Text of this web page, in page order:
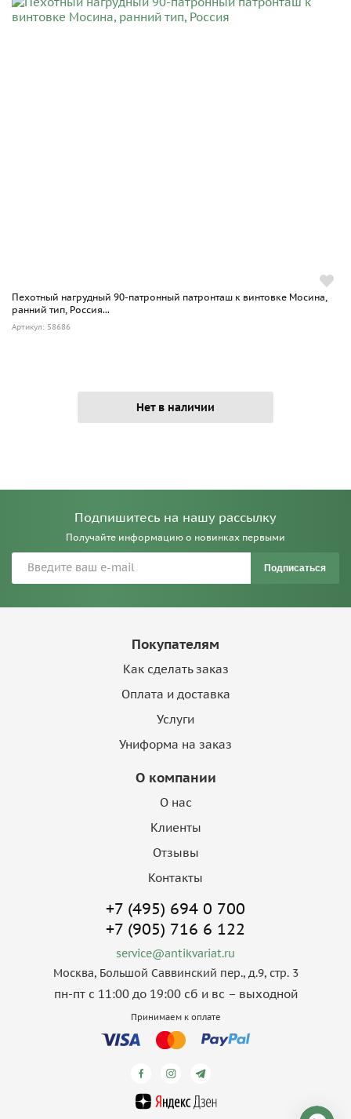
Пехотный нагрудный 90-патронный патронташ к винтовке Мосина,
ранний тип, Россия...
Артикул: 58686
Нет в наличии
Подпишитесь на нашу рассылку
Получайте информацию о новинках первыми
Подписаться
Покупателям
Как сделать заказ
Оплата и доставка
Услуги
Униформа на заказ
О компании
О нас
Клиенты
Отзывы
Контакты
+7 (495) 694 0 700
+7 (905) 716 6 122
service@antikvariat.ru
Москва, Большой Саввинский пер., д.9, стр. 3
пн-пт с 11:00 до 19:00 сб и вс – выходной
Принимаем к оплате